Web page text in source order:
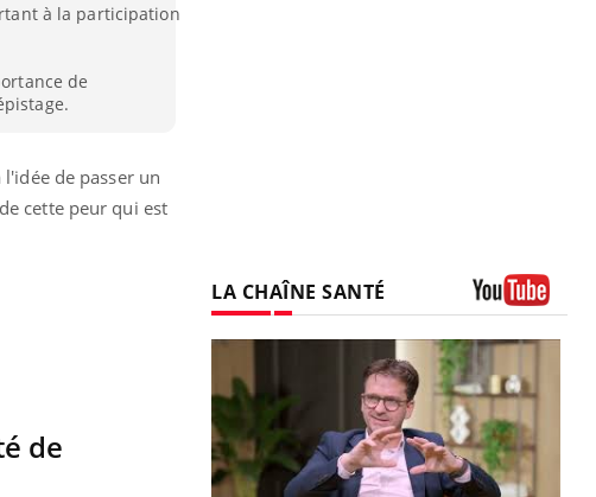
à la participation
de
de passer un
cette peur qui est
de
LA CHAÎNE SANTÉ